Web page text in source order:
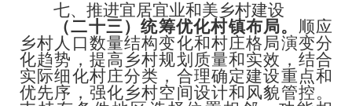
七、推进宜居宜业和美乡村建设
（二十三）统筹优化村镇布局。 顺应
乡村人口数量结构变化和村庄格局演变分
化趋势，提高乡村规划质量和实效，结合
实际细化村庄分类，合理确定建设重点和
优先序，强化乡村空间设计和风貌管控。